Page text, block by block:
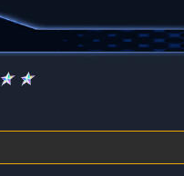
★ ★